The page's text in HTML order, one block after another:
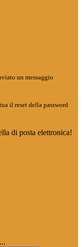
un messaggio
il reset della password
di posta elettronica!